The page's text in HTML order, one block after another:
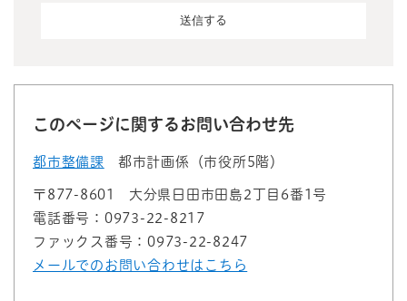
このページに関するお問い合わせ先
都市整備課 都市計画係（市役所5階）
〒877-8601
大分県日田市田島2丁目6番1号
電話番号：0973-22-8217
ファックス番号：0973-22-8247
メールでのお問い合わせはこちら